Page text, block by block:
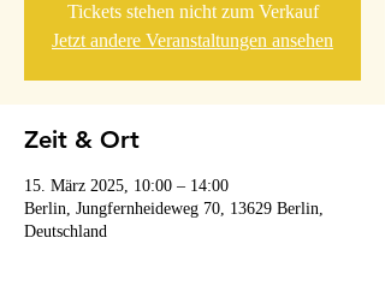
Tickets stehen nicht zum Verkauf
Jetzt andere Veranstaltungen ansehen
Zeit & Ort
15. März 2025, 10:00 – 14:00
Berlin, Jungfernheideweg 70, 13629 Berlin,
Deutschland